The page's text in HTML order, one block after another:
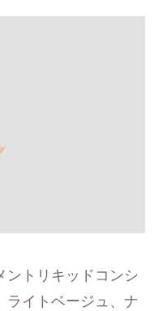
ントリキッドコンシ
ライトベージュ、ナ